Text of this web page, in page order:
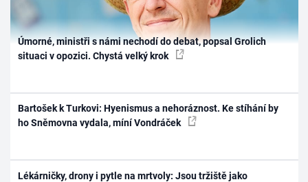
Úmorné, ministři s námi nechodí do debat, popsal Grolich
situaci v opozici. Chystá velký krok
Bartošek k Turkovi: Hyenismus a nehoráznost. Ke stíhání by
ho Sněmovna vydala, míní Vondráček
Lékárničky, drony i pytle na mrtvoly: Jsou tržiště jako